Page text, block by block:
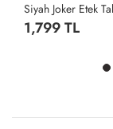
1,799 TL